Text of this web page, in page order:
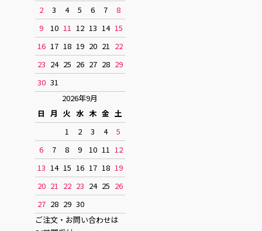
2
3 4 5 6 7
8
9
10 11 12 13 14 15
16 17 18 19 20 21
22
23 24 25 26 27 28 29
30 31
2026年9月
日
月 火 水 木 金 土
1
2 3 4
5
6
7 8 9 10 11
12
13 14 15 16 17 18 19
20 21 22 23 24 25 26
27 28 29 30
ご注文・お問い合わせは